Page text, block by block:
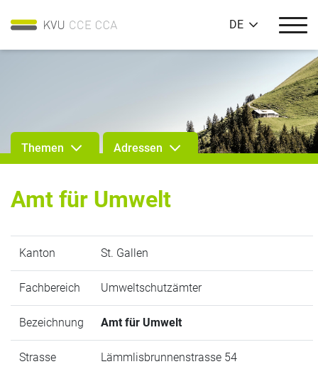
DE
Themen Adressen
Amt für Umwelt
Kanton St. Gallen
Fachbereich Umweltschutzämter
Bezeichnung Amt für Umwelt
Strasse Lämmlisbrunnenstrasse 54